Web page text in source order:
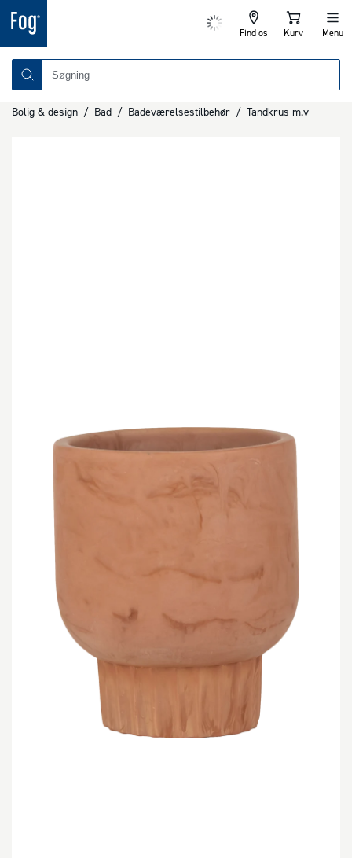
Find os Kurv Menu
Bolig & design / Bad / Badeværelsestilbehør / Tandkrus m.v